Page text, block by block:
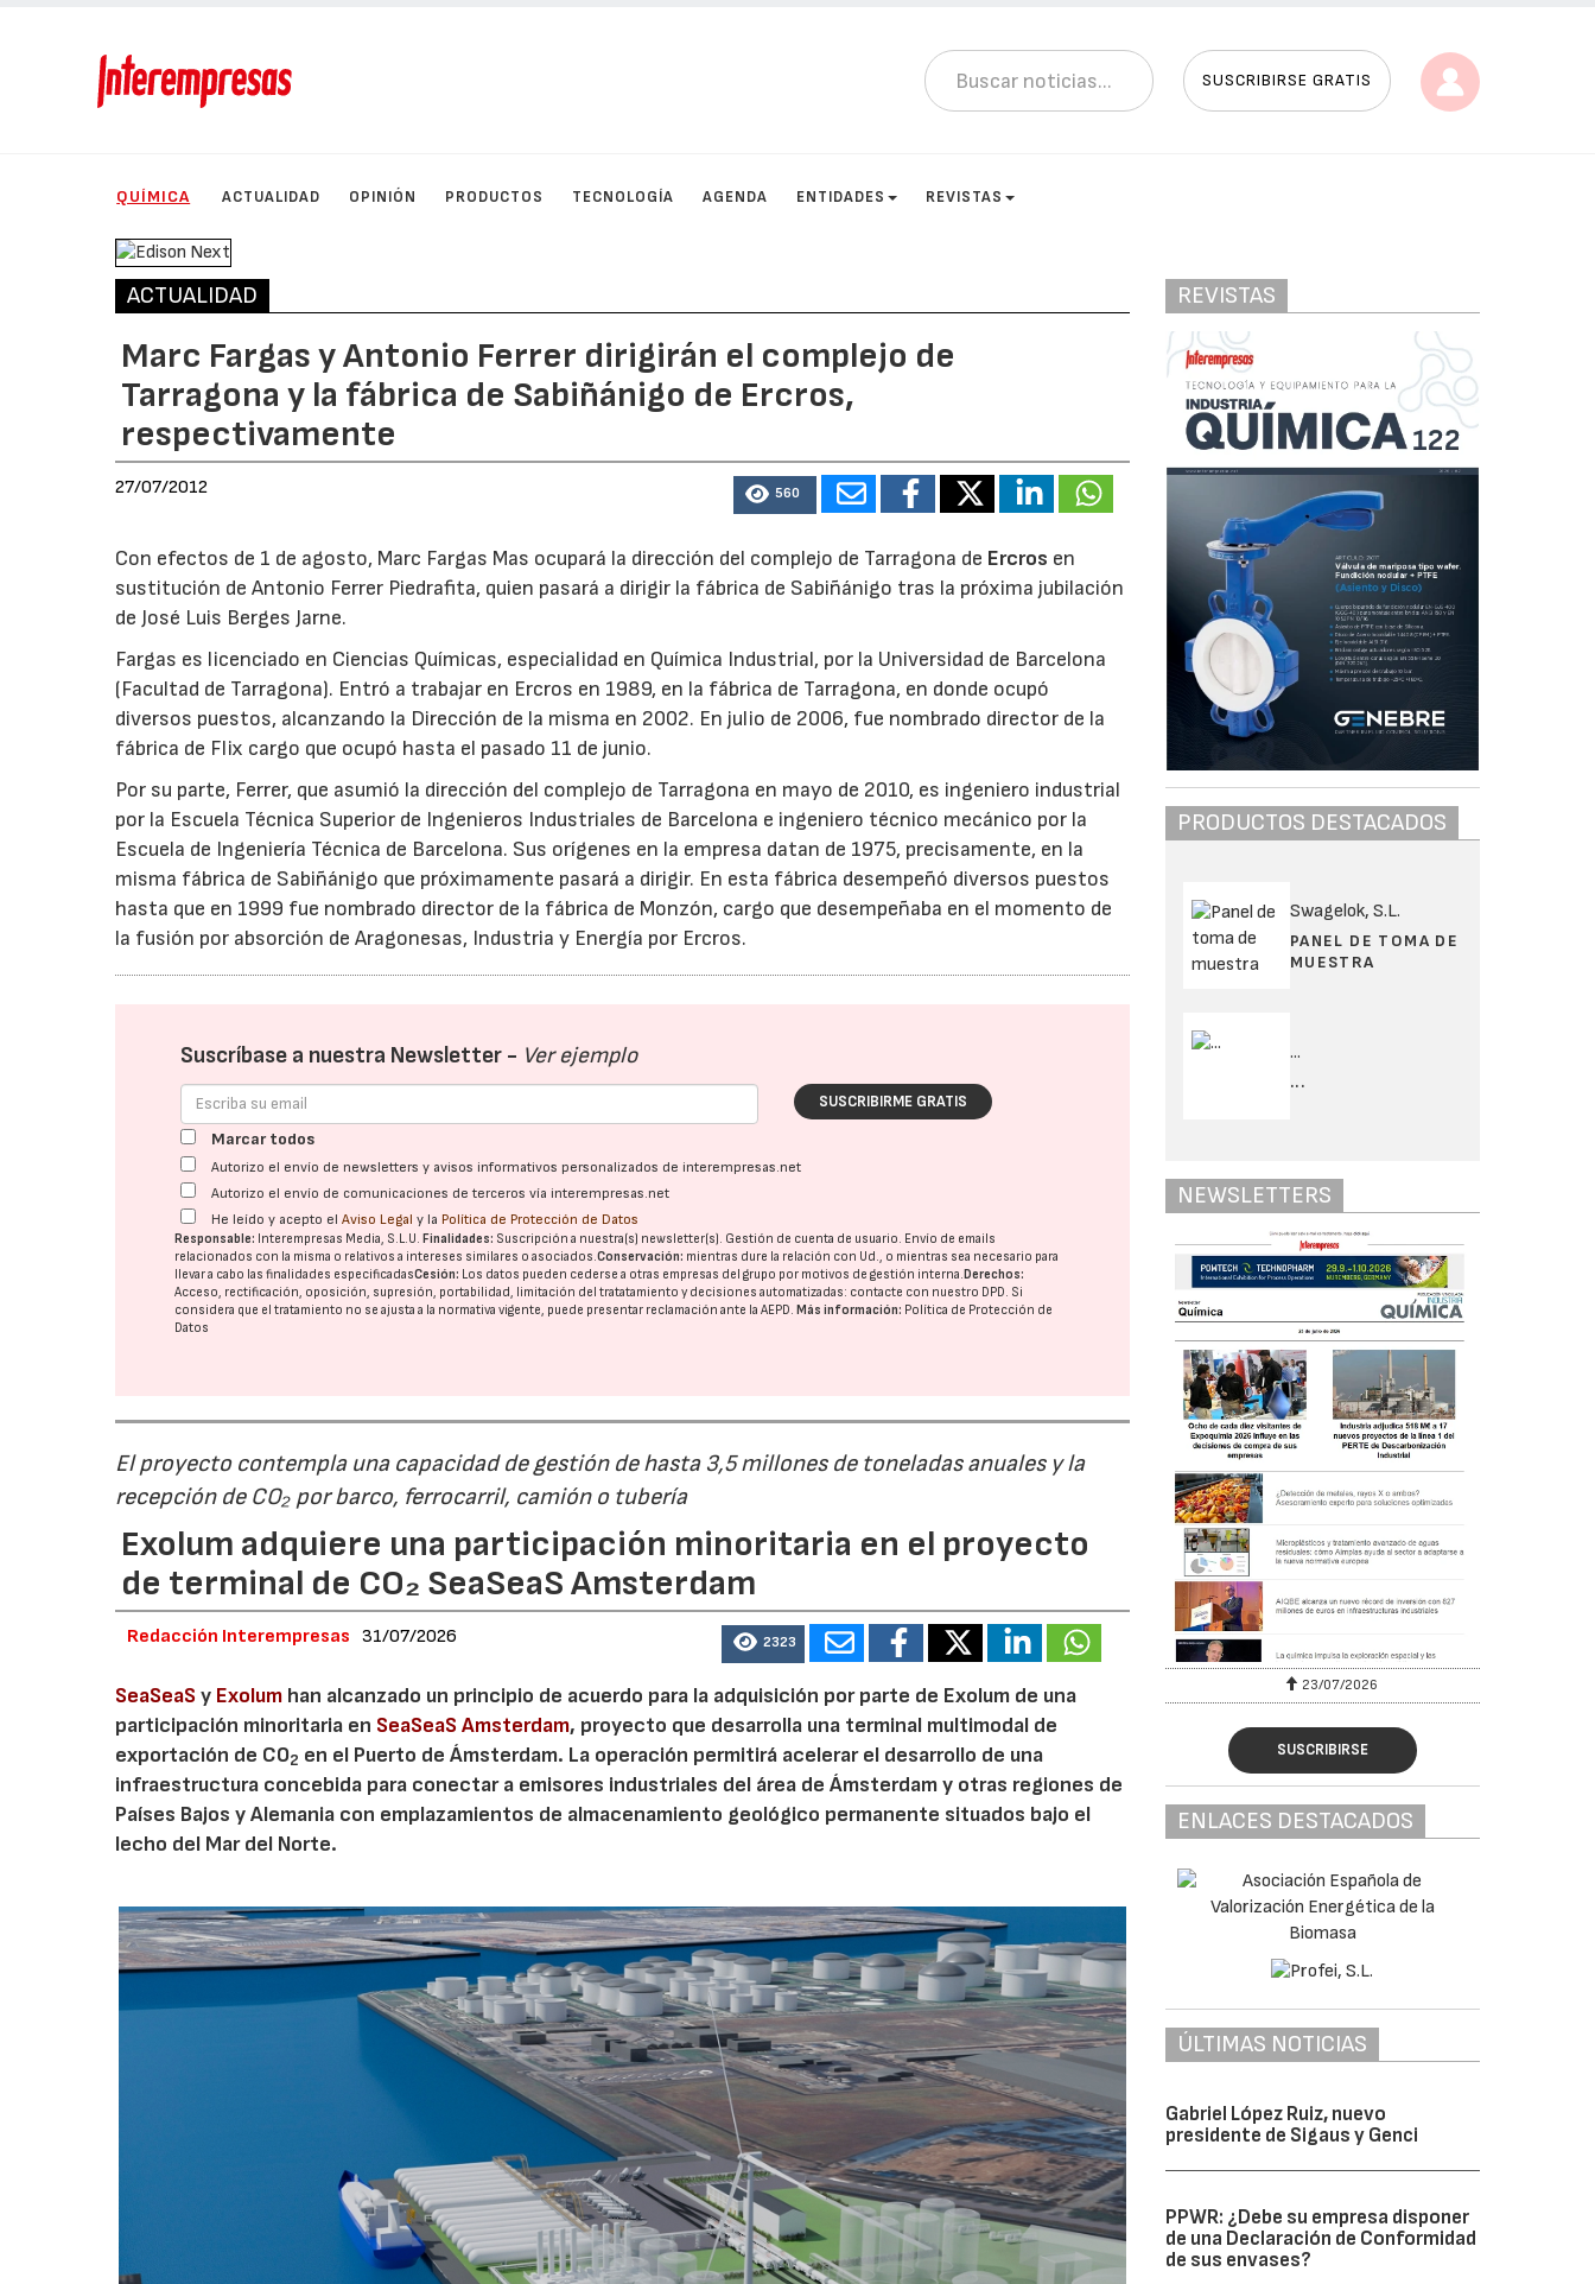
SUSCRIBIRSE GRATIS
QUÍMICA ACTUALIDAD OPINIÓN PRODUCTOS TECNOLOGÍA AGENDA ENTIDADES REVISTAS
ACTUALIDAD
Marc Fargas y Antonio Ferrer dirigirán el complejo de
Tarragona y la fábrica de Sabiñánigo de Ercros,
respectivamente
27/07/2012 560
Con efectos de 1 de agosto, Marc Fargas Mas ocupará la dirección del complejo de Tarragona de Ercros en
sustitución de Antonio Ferrer Piedrafita, quien pasará a dirigir la fábrica de Sabiñánigo tras la próxima jubilación
de José Luis Berges Jarne.
Fargas es licenciado en Ciencias Químicas, especialidad en Química Industrial, por la Universidad de Barcelona
(Facultad de Tarragona). Entró a trabajar en Ercros en 1989, en la fábrica de Tarragona, en donde ocupó
diversos puestos, alcanzando la Dirección de la misma en 2002. En julio de 2006, fue nombrado director de la
fábrica de Flix cargo que ocupó hasta el pasado 11 de junio.
Por su parte, Ferrer, que asumió la dirección del complejo de Tarragona en mayo de 2010, es ingeniero industrial
por la Escuela Técnica Superior de Ingenieros Industriales de Barcelona e ingeniero técnico mecánico por la
Escuela de Ingeniería Técnica de Barcelona. Sus orígenes en la empresa datan de 1975, precisamente, en la
misma fábrica de Sabiñánigo que próximamente pasará a dirigir. En esta fábrica desempeñó diversos puestos
hasta que en 1999 fue nombrado director de la fábrica de Monzón, cargo que desempeñaba en el momento de
la fusión por absorción de Aragonesas, Industria y Energía por Ercros.
Suscríbase a nuestra Newsletter - Ver ejemplo
SUSCRIBIRME GRATIS
Marcar todos
Autorizo el envío de newsletters y avisos informativos personalizados de interempresas.net
Autorizo el envío de comunicaciones de terceros vía interempresas.net
He leído y acepto elAviso Legal y la Política de Protección de Datos
Responsable: Interempresas Media, S.L.U.Finalidades: Suscripción a nuestra(s) newsletter(s). Gestión de cuenta de usuario. Envío de emails
relacionados con la misma o relativos a intereses similares o asociados.Conservación: mientras dure la relación con Ud., o mientras sea necesario para
llevar a cabo las finalidades especificadasCesión: Los datos pueden cederse a otras empresas del grupo por motivos de gestión interna.Derechos:
Acceso, rectificación, oposición, supresión, portabilidad, limitación del tratatamiento y decisiones automatizadas: contacte con nuestro DPD. Si
considera que el tratamiento no se ajusta a la normativa vigente, puede presentar reclamación ante laAEPD.Más información: Política de Protección de
Datos
El proyecto contempla una capacidad de gestión de hasta 3,5 millones de toneladas anuales y la
recepción de CO₂ por barco, ferrocarril, camión o tubería
Exolum adquiere una participación minoritaria en el proyecto
de terminal de CO₂ SeaSeaS Amsterdam
Redacción Interempresas 31/07/2026 2323
SeaSeaSy Exolum han alcanzado un principio de acuerdo para la adquisición por parte de Exolum de una
participación minoritaria en SeaSeaS Amsterdam, proyecto que desarrolla una terminal multimodal de
exportación de CO2 en el Puerto de Ámsterdam. La operación permitirá acelerar el desarrollo de una
infraestructura concebida para conectar a emisores industriales del área de Ámsterdam y otras regiones de
Países Bajos y Alemania con emplazamientos de almacenamiento geológico permanente situados bajo el
lecho del Mar del Norte.
REVISTAS
PRODUCTOS DESTACADOS
Swagelok, S.L.
PANEL DE TOMA DE
MUESTRA
...
...
NEWSLETTERS
23/07/2026 30/07/2026 23/07/2026
SUSCRIBIRSE
ENLACES DESTACADOS
ÚLTIMAS NOTICIAS
Gabriel López Ruiz, nuevo
presidente de Sigaus y Genci
PPWR: ¿Debe su empresa disponer
de una Declaración de Conformidad
de sus envases?